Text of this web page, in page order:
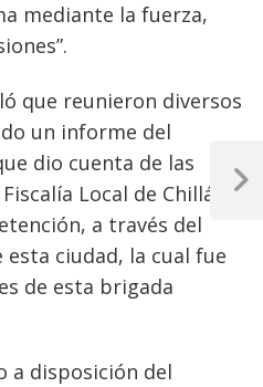
mediante la fuerza,
que reunieron diversos
un informe del
dio cuenta de las
Local de Chillán
a través del
esta ciudad, la cual fue
de esta brigada
a disposición del
Next